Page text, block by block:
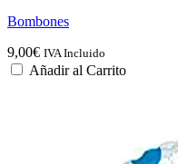
Bombones
9,00€ IVA Incluido
Añadir al Carrito